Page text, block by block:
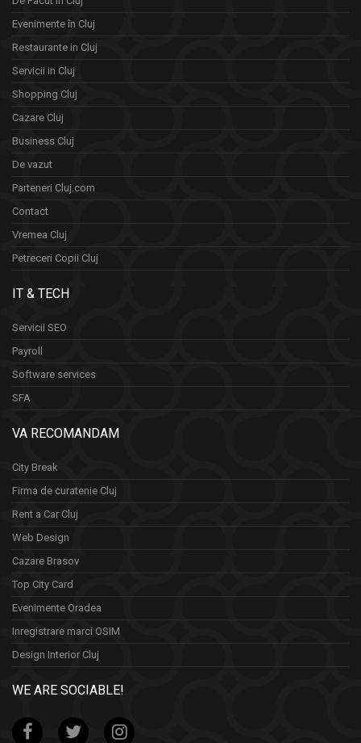
Evenimente în Cluj
Restaurante in Cluj
Servicii in Cluj
Shopping Cluj
Cazare Cluj
Business Cluj
De vazut
Parteneri Cluj.com
Contact
Vremea Cluj
Petreceri Copii Cluj
IT & TECH
Servicii SEO
Payroll
Software services
SFA
VA RECOMANDAM
City Break
Firma de curatenie Cluj
Rent a Car Cluj
Web Design
Cazare Brasov
Top City Card
Evenimente Oradea
Inregistrare marci OSIM
Design Interior Cluj
WE ARE SOCIABLE!